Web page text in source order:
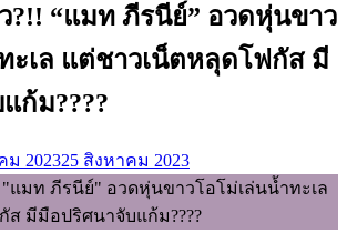
?!! “แมท ภีรนีย์” อวดหุ่นขาว
ะเล แต่ชาวเน็ตหลุดโฟกัส มี
ก้ม????
ม 202325 สิงหาคม 2023